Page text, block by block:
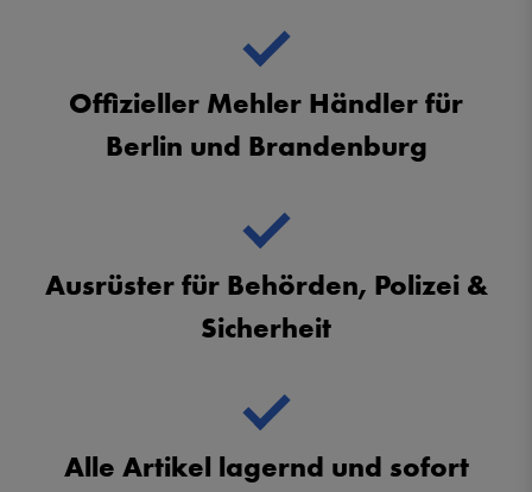
Offizieller Mehler Händler für
Berlin und Brandenburg
Ausrüster für Behörden, Polizei &
Sicherheit
Alle Artikel lagernd und sofort